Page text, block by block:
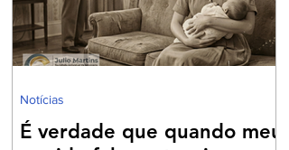
É verdade que quando meu
Notícias